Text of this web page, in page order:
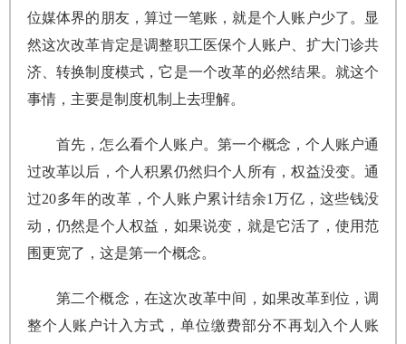
位媒体界的朋友，算过一笔账，就是个人账户少了。显
然这次改革肯定是调整职工医保个人账户、扩大门诊共
济、转换制度模式，它是一个改革的必然结果。就这个
事情，主要是制度机制上去理解。
首先，怎么看个人账户。第一个概念，个人账户通
过改革以后，个人积累仍然归个人所有，权益没变。通
过20多年的改革，个人账户累计结余1万亿，这些钱没
动，仍然是个人权益，如果说变，就是它活了，使用范
围更宽了，这是第一个概念。
第二个概念，在这次改革中间，如果改革到位，调
整个人账户计入方式，单位缴费部分不再划入个人账